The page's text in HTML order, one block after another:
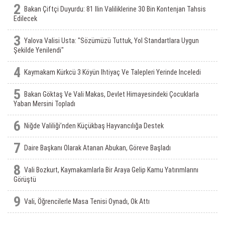
2 Bakan Çiftçi Duyurdu: 81 Ilin Valiliklerine 30 Bin Kontenjan Tahsis
Edilecek
3 Yalova Valisi Usta: "Sözümüzü Tuttuk, Yol Standartlara Uygun
Şekilde Yenilendi"
4 Kaymakam Kürkcü 3 Köyün Ihtiyaç Ve Talepleri Yerinde Inceledi
5 Bakan Göktaş Ve Vali Makas, Devlet Himayesindeki Çocuklarla
Yaban Mersini Topladı
6 Niğde Valiliği’nden Küçükbaş Hayvancılığa Destek
7 Daire Başkanı Olarak Atanan Abukan, Göreve Başladı
8 Vali Bozkurt, Kaymakamlarla Bir Araya Gelip Kamu Yatırımlarını
Görüştü
9 Vali, Öğrencilerle Masa Tenisi Oynadı, Ok Attı